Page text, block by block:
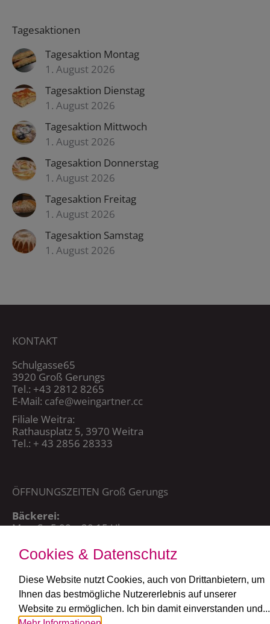
Tagesaktionen
Tagesaktion Montag
1. August 2026
Tagesaktion Dienstag
1. August 2026
Tagesaktion Mittwoch
1. August 2026
Tagesaktion Donnerstag
1. August 2026
Tagesaktion Freitag
1. August 2026
Tagesaktion Samstag
1. August 2026
KONTAKT
Schulgasse65
3920 Groß Gerungs
Tel.: +43 2812 8265
E-Mail: cafe@weingartner.cc
Filiale Weitra:
Rathausplatz 5, 3970 Weitra
Tel.: + 43 2856 28333
ÖFFNUNGSZEITEN Groß Gerungs
Bäckerei:
Mo – Sa 5:00 – 20:15 Uhr,
Café:
ÖFFNUNGSZEITEN Weitra
Cookies & Datenschutz
Diese Website nutzt Cookies, auch von Drittanbietern, um
Ihnen das bestmögliche Nutzererlebnis auf unserer
Website zu ermöglichen. Ich bin damit einverstanden und...